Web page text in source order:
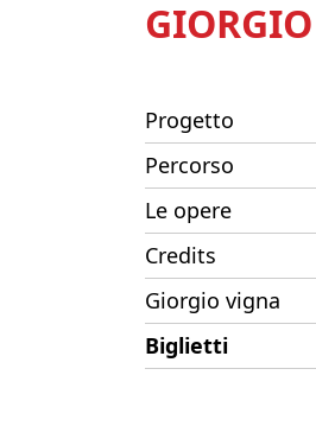
Progetto
Percorso
Le opere
Credits
Giorgio vigna
Biglietti